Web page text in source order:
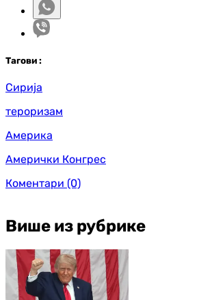
Тагови :
Сирија
тероризам
Америка
Амерички Конгрес
Коментари (0)
Више из рубрике